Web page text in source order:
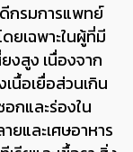
กรมการแพทย์
ยเฉพาะในผู้ที่มี
งสูง เนื่องจาก
นื้อเยื่อส่วนเกิน
กและร่องใน
ยและเศษอาหาร